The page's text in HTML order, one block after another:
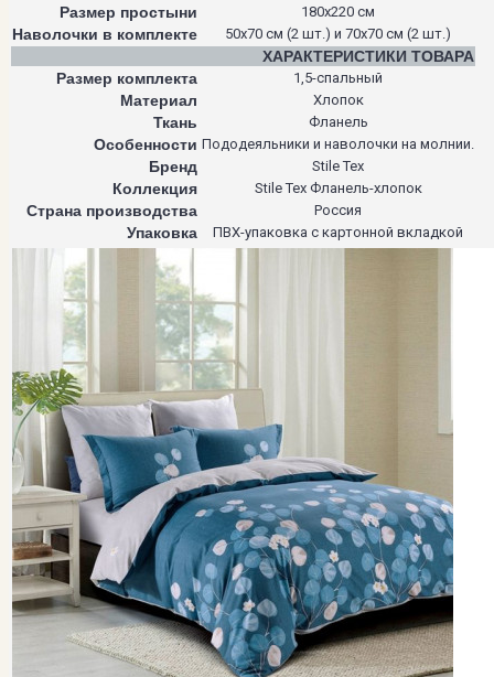
Размер простыни 180х220 см
Наволочки в комплекте 50х70 см (2 шт.) и 70х70 см (2 шт.)
ХАРАКТЕРИСТИКИ ТОВАРА
Размер комплекта
1,5-спальный
Материал Хлопок
Ткань Фланель
Особенности Пододеяльники и наволочки на молнии.
Бренд Stile Tex
Коллекция Stile Tex Фланель-хлопок
Страна производства Россия
Упаковка ПВХ-упаковка с картонной вкладкой